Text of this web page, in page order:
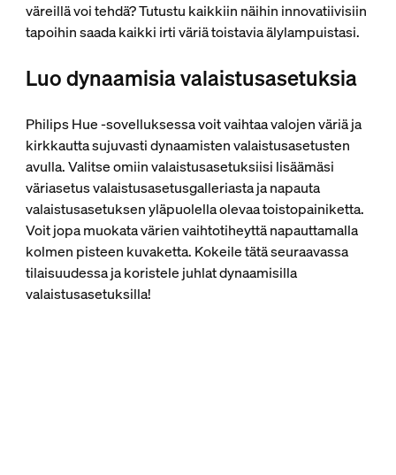
väreillä voi tehdä? Tutustu kaikkiin näihin innovatiivisiin
tapoihin saada kaikki irti väriä toistavia älylampuistasi.
Luo dynaamisia valaistusasetuksia
Philips Hue ‑sovelluksessa voit vaihtaa valojen väriä ja
kirkkautta sujuvasti dynaamisten valaistusasetusten
avulla. Valitse omiin valaistusasetuksiisi lisäämäsi
väriasetus valaistusasetusgalleriasta ja napauta
valaistusasetuksen yläpuolella olevaa toistopainiketta.
Voit jopa muokata värien vaihtotiheyttä napauttamalla
kolmen pisteen kuvaketta. Kokeile tätä seuraavassa
tilaisuudessa ja koristele juhlat dynaamisilla
valaistusasetuksilla!